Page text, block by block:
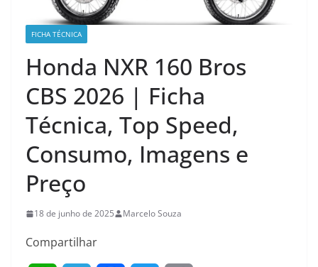
FICHA TÉCNICA
Honda NXR 160 Bros
CBS 2026 | Ficha
Técnica, Top Speed,
Consumo, Imagens e
Preço
18 de junho de 2025 Marcelo Souza
Compartilhar